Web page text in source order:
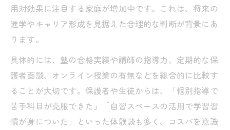
用対効果に注目する家庭が増加中です。これは、将来の
進学やキャリア形成を見据えた合理的な判断が背景にあ
ります。
具体的には、塾の合格実績や講師の指導力、定期的な保
護者面談、オンライン授業の有無などを総合的に比較す
ることが大切です。保護者や生徒からは、「個別指導で
苦手科目が克服できた」「自習スペースの活用で学習習
慣が身についた」といった体験談も多く、コスパを意識